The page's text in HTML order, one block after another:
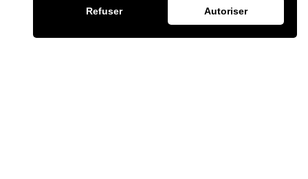
Refuser Autoriser